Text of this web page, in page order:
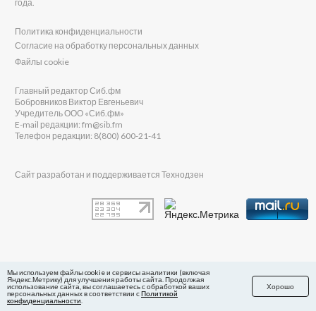
в Яндекс.Дзен
года.
Политика конфиденциальности
Согласие на обработку персональных данных
Файлы cookie
Главный редактор Сиб.фм
Бобровников Виктор Евгеньевич
Учредитель ООО «Сиб.фм»
E-mail редакции: fm@sib.fm
Телефон редакции: 8(800) 600-21-41
Сайт разработан и поддерживается Технодзен
Мы используем файлы cookie и сервисы аналитики (включая
Яндекс.Метрику) для улучшения работы сайта. Продолжая
использование сайта, вы соглашаетесь с обработкой ваших
персональных данных в соответствии сПолитикой
конфиденциальности
Хорошо